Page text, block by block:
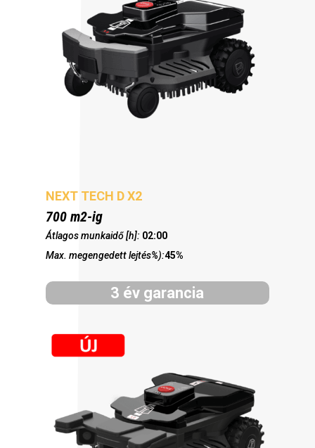
NEXT TECH D X2
700 m2-ig
Átlagos munkaidő [h]: 02:00
Max. megengedett lejtés%):45%
3 év garancia